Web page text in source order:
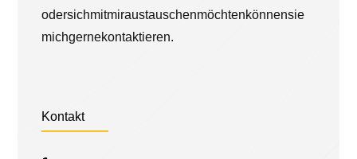
oder sich mit mir austauschen möchten können sie
mich gerne kontaktieren.
Kontakt